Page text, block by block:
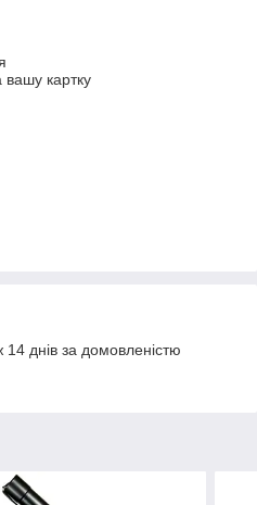
вашу картку
днів за домовленістю